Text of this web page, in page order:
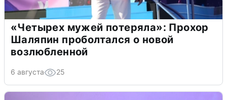
«Четырех мужей потеряла»: Прохор
Шаляпин проболтался о новой
возлюбленной
6 августа 25